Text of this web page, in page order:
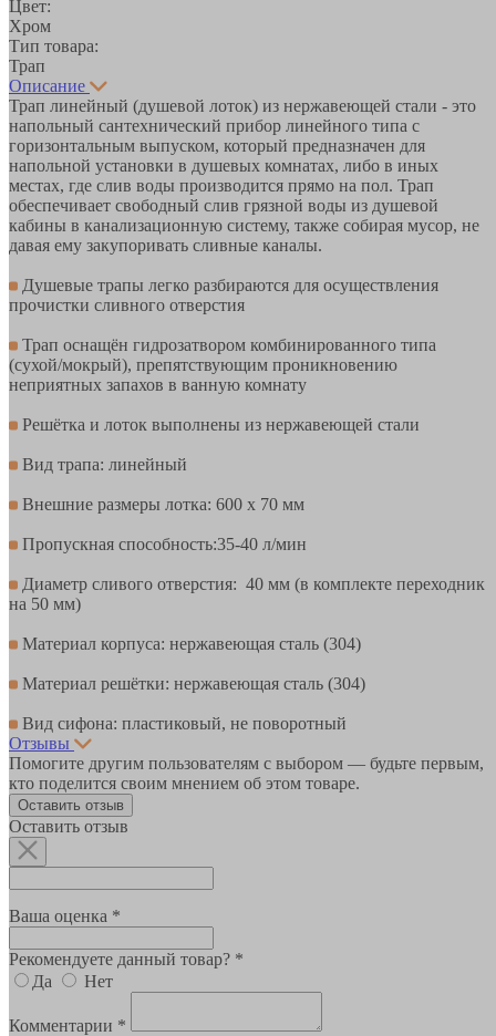
Цвет:
Хром
Тип товара:
Трап
Описание
Трап линейный (душевой лоток) из нержавеющей стали - это
напольный сантехнический прибор линейного типа с
горизонтальным выпуском, который предназначен для
напольной установки в душевых комнатах, либо в иных
местах, где слив воды производится прямо на пол. Трап
обеспечивает свободный слив грязной воды из душевой
кабины в канализационную систему, также собирая мусор, не
давая ему закупоривать сливные каналы.
Душевые трапы легко разбираются для осуществления
прочистки сливного отверстия
Трап оснащён гидрозатвором комбинированного типа
(сухой/мокрый), препятствующим проникновению
неприятных запахов в ванную комнату
Решётка и лоток выполнены из нержавеющей стали
Вид трапа: линейный
Внешние размеры лотка: 600 х 70 мм
Пропускная способность:35-40 л/мин
Диаметр сливого отверстия: 40 мм (в комплекте переходник
на 50 мм)
Материал корпуса: нержавеющая сталь (304)
Материал решётки: нержавеющая сталь (304)
Вид сифона: пластиковый, не поворотный
Отзывы
Помогите другим пользователям с выбором — будьте первым,
кто поделится своим мнением об этом товаре.
Оставить отзыв
Оставить отзыв
Ваша оценка *
Рекомендуете данный товар? *
Да
Нет
Комментарии *